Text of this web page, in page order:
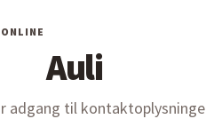
Auli
adgang til